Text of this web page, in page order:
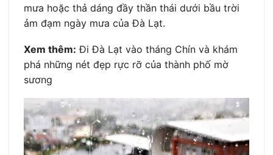
mưa hoặc thả dáng đầy thần thái dưới bầu trời
ảm đạm ngày mưa của Đà Lạt.
Xem thêm: Đi Đà Lạt vào tháng Chín và khám
phá những nét đẹp rực rỡ của thành phố mờ
sương